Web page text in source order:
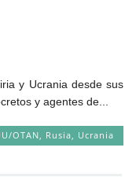
y Ucrania desde sus
y agentes de...
OTAN Rusia Ucrania